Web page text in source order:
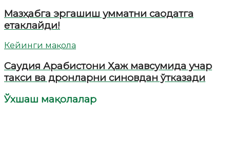
Мазҳабга эргашиш умматни саодатга
етаклайди!
Кейинги мақола
Саудия Арабистони Ҳаж мавсумида учар
такси ва дронларни синовдан ўтказади
Ўхшаш мақолалар